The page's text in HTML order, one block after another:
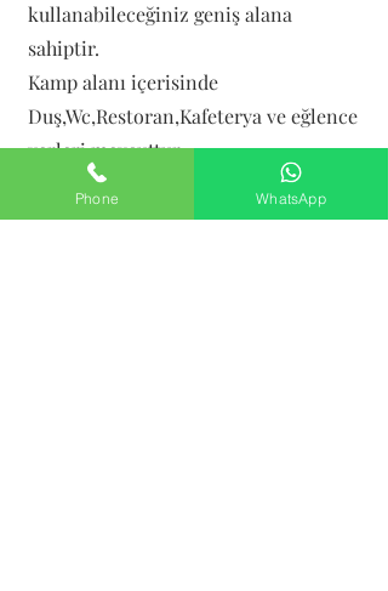
kullanabileceğiniz geniş alana
sahiptir.
Kamp alanı içerisinde
Duş,Wc,Restoran,Kafeterya ve eğlence
yerleri mevcuttur.
Phone WhatsApp